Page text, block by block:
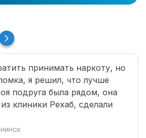
принимать наркоту, но
я решил, что лучше
подруга была рядом, она
клиники Рехаб, сделали
основательно.